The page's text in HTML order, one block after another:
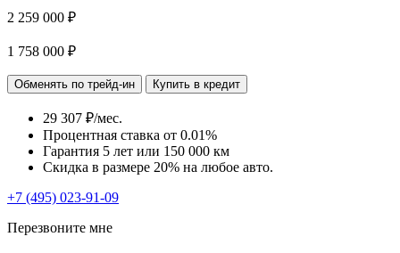
2 259 000 ₽
1 758 000 ₽
Обменять по трейд-ин Купить в кредит
29 307 ₽/мес.
Процентная ставка от 0.01%
Гарантия 5 лет или 150 000 км
Скидка в размере 20% на любое авто.
+7 (495) 023-91-09
Перезвоните мне